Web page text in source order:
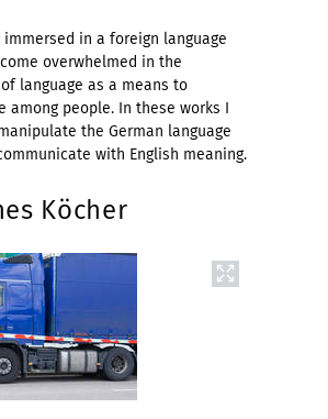
in a foreign language
overwhelmed in the
language as a means to
among people. In these works I
the German language
with English meaning.
Köcher